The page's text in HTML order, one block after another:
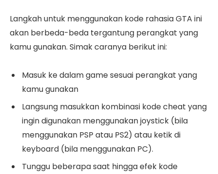
Langkah untuk menggunakan kode rahasia GTA ini
akan berbeda-beda tergantung perangkat yang
kamu gunakan. Simak caranya berikut ini:
Masuk ke dalam game sesuai perangkat yang
kamu gunakan
Langsung masukkan kombinasi kode cheat yang
ingin digunakan menggunakan joystick (bila
menggunakan PSP atau PS2) atau ketik di
keyboard (bila menggunakan PC).
Tunggu beberapa saat hingga efek kode